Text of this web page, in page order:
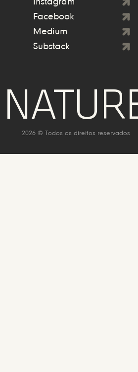
Instagram
Facebook
Medium
Substack
WE
2026 © Todos os direitos reservados